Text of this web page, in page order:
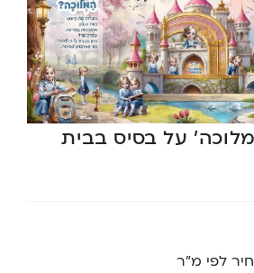
על בסיס בבית
לפי מ”ר